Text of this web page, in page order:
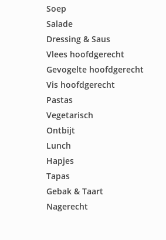
Soep
Salade
Dressing & Saus
Vlees hoofdgerecht
Gevogelte hoofdgerecht
Vis hoofdgerecht
Pastas
Vegetarisch
Ontbijt
Lunch
Hapjes
Tapas
Gebak & Taart
Nagerecht